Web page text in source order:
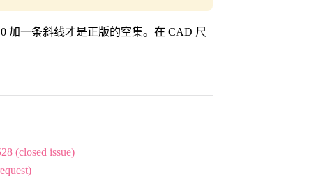
加一条斜线才是正版的空集。在 CAD 尺
(closed issue)